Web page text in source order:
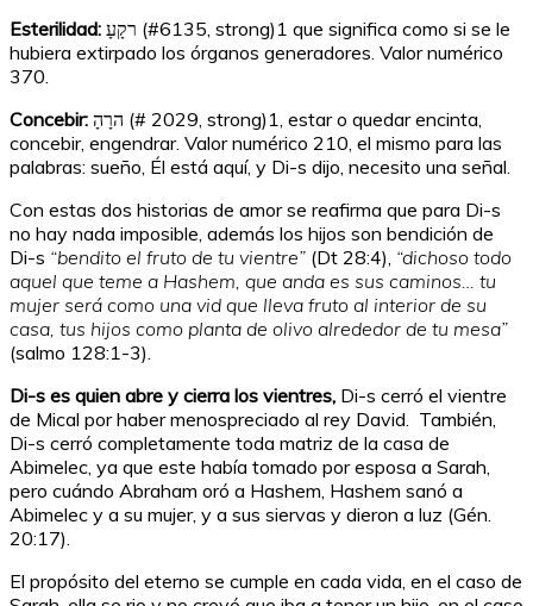
Esterilidad:
רקָעָ (#6135, strong) 1 que significa como si se le
hubiera extirpado los órganos generadores. Valor numérico
370.
Concebir: הרָהָ (# 2029, strong) 1, estar o quedar encinta,
concebir, engendrar. Valor numérico 210, el mismo para las
palabras: sueño, Él está aquí, y Di-s dijo, necesito una señal.
Con estas dos historias de amor se reafirma que para Di-s
no hay nada imposible, además los hijos son bendición de
Di-s “bendito el fruto de tu vientre” (Dt 28:4), “dichoso todo
aquel que teme a Hashem, que anda es sus caminos… tu
mujer será como una vid que lleva fruto al interior de su
casa, tus hijos como planta de olivo alrededor de tu mesa”
(salmo 128:1-3).
Di-s es quien abre y cierra los vientres, Di-s cerró el vientre
de Mical por haber menospreciado al rey David. También,
Di-s cerró completamente toda matriz de la casa de
Abimelec, ya que este había tomado por esposa a Sarah,
pero cuándo Abraham oró a Hashem, Hashem sanó a
Abimelec y a su mujer, y a sus siervas y dieron a luz (Gén.
20:17).
El propósito del eterno se cumple en cada vida, en el caso de